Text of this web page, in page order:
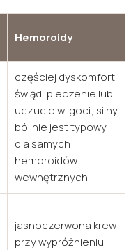
Hemoroidy
częściej dyskomfort,
świąd, pieczenie lub
uczucie wilgoci; silny
ból nie jest typowy
dla samych
hemoroidów
wewnętrznych
jasnoczerwona krew
przy wypróżnieniu,